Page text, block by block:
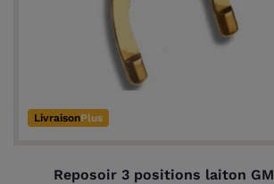
LivraisonPlus
Reposoir 3 positions laiton GM